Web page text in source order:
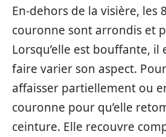
En-dehors de la visière, les
couronne sont arrondis et
Lorsqu’elle est bouffante, il
faire varier son aspect.
affaisser partiellement ou
couronne pour qu’elle
ceinture. Elle recouvre